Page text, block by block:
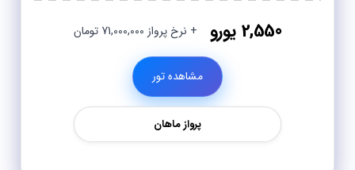
2,550 یورو + نرخ پرواز 71,000,000 تومان
مشاهده تور
پرواز ماهان